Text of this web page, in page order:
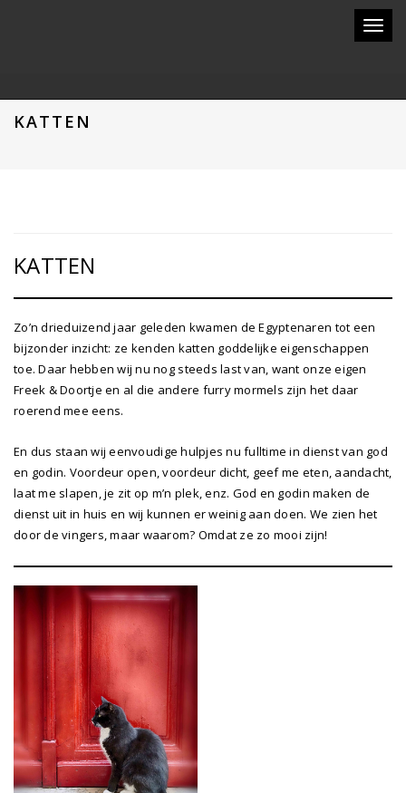
Toggle
KATTEN
KATTEN
Zo’n drieduizend jaar geleden kwamen de Egyptenaren tot een
bijzonder inzicht: ze kenden katten goddelijke eigenschappen
toe. Daar hebben wij nu nog steeds last van, want onze eigen
Freek & Doortje en al die andere furry mormels zijn het daar
roerend mee eens.
En dus staan wij eenvoudige hulpjes nu fulltime in dienst van god
en godin. Voordeur open, voordeur dicht, geef me eten, aandacht,
laat me slapen, je zit op m’n plek, enz. God en godin maken de
dienst uit in huis en wij kunnen er weinig aan doen. We zien het
door de vingers, maar waarom? Omdat ze zo mooi zijn!